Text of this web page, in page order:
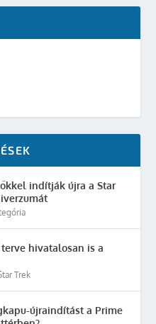
indítják újra a Star
hivatalosan is a
Trek
újraindítást a Prime